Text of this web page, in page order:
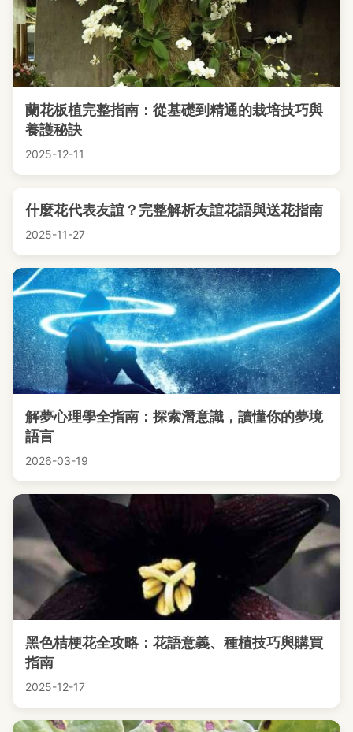
蘭花板植完整指南：從基礎到精通的栽培技巧與
養護秘訣
2025-12-11
什麼花代表友誼？完整解析友誼花語與送花指南
2025-11-27
解夢心理學全指南：探索潛意識，讀懂你的夢境
語言
2026-03-19
黑色桔梗花全攻略：花語意義、種植技巧與購買
指南
2025-12-17